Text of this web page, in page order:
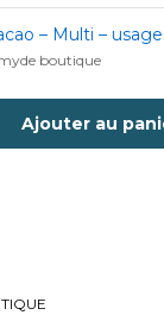
– Multi –
boutique
Ajouter au